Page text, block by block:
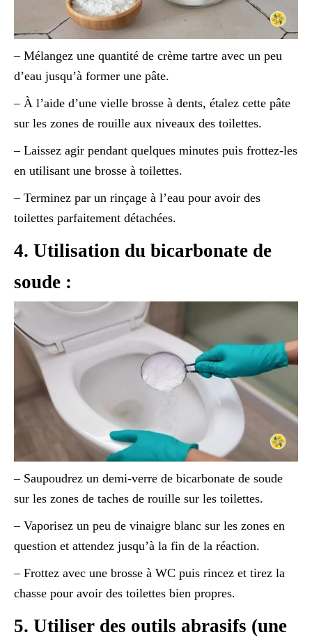
– Mélangez une quantité de crème tartre avec un peu
d’eau jusqu’à former une pâte.
– À l’aide d’une vielle brosse à dents, étalez cette pâte
sur les zones de rouille aux niveaux des toilettes.
– Laissez agir pendant quelques minutes puis frottez-les
en utilisant une brosse à toilettes.
– Terminez par un rinçage à l’eau pour avoir des
toilettes parfaitement détachées.
4. Utilisation du bicarbonate de
soude :
– Saupoudrez un demi-verre de bicarbonate de soude
sur les zones de taches de rouille sur les toilettes.
– Vaporisez un peu de vinaigre blanc sur les zones en
question et attendez jusqu’à la fin de la réaction.
– Frottez avec une brosse à WC puis rincez et tirez la
chasse pour avoir des toilettes bien propres.
5. Utiliser des outils abrasifs (une